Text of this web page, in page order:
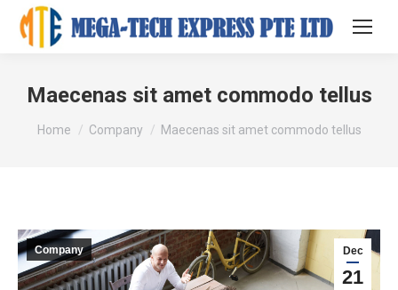
Maecenas sit amet commodo tellus
You are here:
Home Company Maecenas sit amet commodo tellus
Dec
21
Company